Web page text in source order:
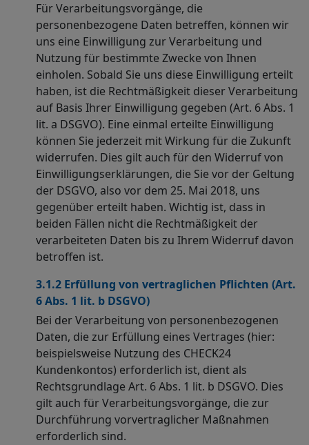
Für Verarbeitungsvorgänge, die
personenbezogene Daten betreffen, können wir
uns eine Einwilligung zur Verarbeitung und
Nutzung für bestimmte Zwecke von Ihnen
einholen. Sobald Sie uns diese Einwilligung erteilt
haben, ist die Rechtmäßigkeit dieser Verarbeitung
auf Basis Ihrer Einwilligung gegeben (Art. 6 Abs. 1
lit. a DSGVO). Eine einmal erteilte Einwilligung
können Sie jederzeit mit Wirkung für die Zukunft
widerrufen. Dies gilt auch für den Widerruf von
Einwilligungserklärungen, die Sie vor der Geltung
der DSGVO, also vor dem 25. Mai 2018, uns
gegenüber erteilt haben. Wichtig ist, dass in
beiden Fällen nicht die Rechtmäßigkeit der
verarbeiteten Daten bis zu Ihrem Widerruf davon
betroffen ist.
3.1.2 Erfüllung von vertraglichen Pflichten (Art.
6 Abs. 1 lit. b DSGVO)
Bei der Verarbeitung von personenbezogenen
Daten, die zur Erfüllung eines Vertrages (hier:
beispielsweise Nutzung des CHECK24
Kundenkontos) erforderlich ist, dient als
Rechtsgrundlage Art. 6 Abs. 1 lit. b DSGVO. Dies
gilt auch für Verarbeitungsvorgänge, die zur
Durchführung vorvertraglicher Maßnahmen
erforderlich sind.